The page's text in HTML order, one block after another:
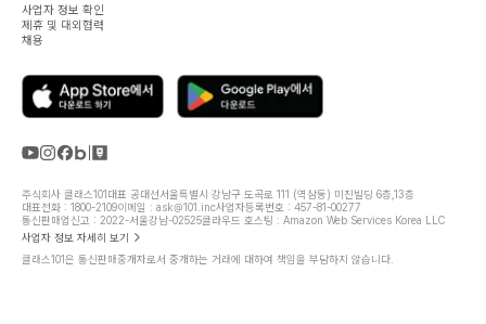
사업자 정보 확인
제휴 및 대외협력
채용
주식회사 클래스101대표 공대선서울특별시 강남구 도곡로 111 (역삼동) 미진빌딩 6층,13층
대표전화 : 1800-2109이메일 : ask@101.inc사업자등록번호 : 457-81-00277
통신판매업신고 : 2022-서울강남-02525클라우드 호스팅 : Amazon Web Services Korea LLC
사업자 정보 자세히 보기
클래스101은 통신판매중개자로서 중개하는 거래에 대하여 책임을 부담하지 않습니다.